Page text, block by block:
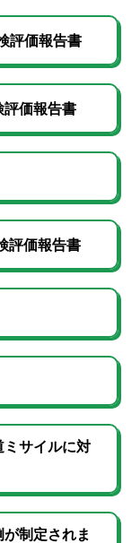
評価報告書
評価報告書
評価報告書
ミサイルに対
制定されま